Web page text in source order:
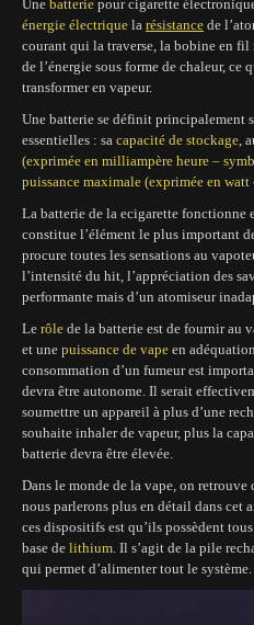
Une batterie pour cigarette
énergie électrique la résistance de
courant qui la traverse, la bobine en fil
de l’énergie sous forme de chaleur, ce
transformer en vapeur.
Une batterie se définit principalement
essentielles : sa capacité de stockage,
(exprimée en milliampère heure –
puissance maximale (exprimée en
La batterie de la ecigarette fonctionne
constitue l’élément le plus important
procure toutes les sensations au
l’intensité du hit, l’appréciation des
performante mais d’un atomiseur
Le rôle de la batterie est de fournir au
et une puissance de vape en
consommation d’un fumeur est
devra être autonome. Il serait
soumettre un appareil à plus d’une
souhaite inhaler de vapeur, plus la
batterie devra être élevée.
Dans le monde de la vape, on retrouve
nous parlerons plus en détail dans cet
ces dispositifs est qu’ils possèdent tous
base de lithium. Il s’agit de la pile
qui permet d’alimenter tout le système.